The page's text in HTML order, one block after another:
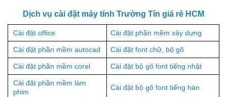
Dịch vụ cài đặt máy tính Trường Tín giá rẻ HCM
Cài đặt office Cài đặt phần mềm xây dựng
Cài đặt phần mềm autocad Cài đặt font chữ, bộ gõ
Cài đặt phần mềm corel Cài đặt bộ gõ font tiếng nhật
Cài đặt phần mềm làm
phim
Cài đặt bộ gõ font tiếng hàn